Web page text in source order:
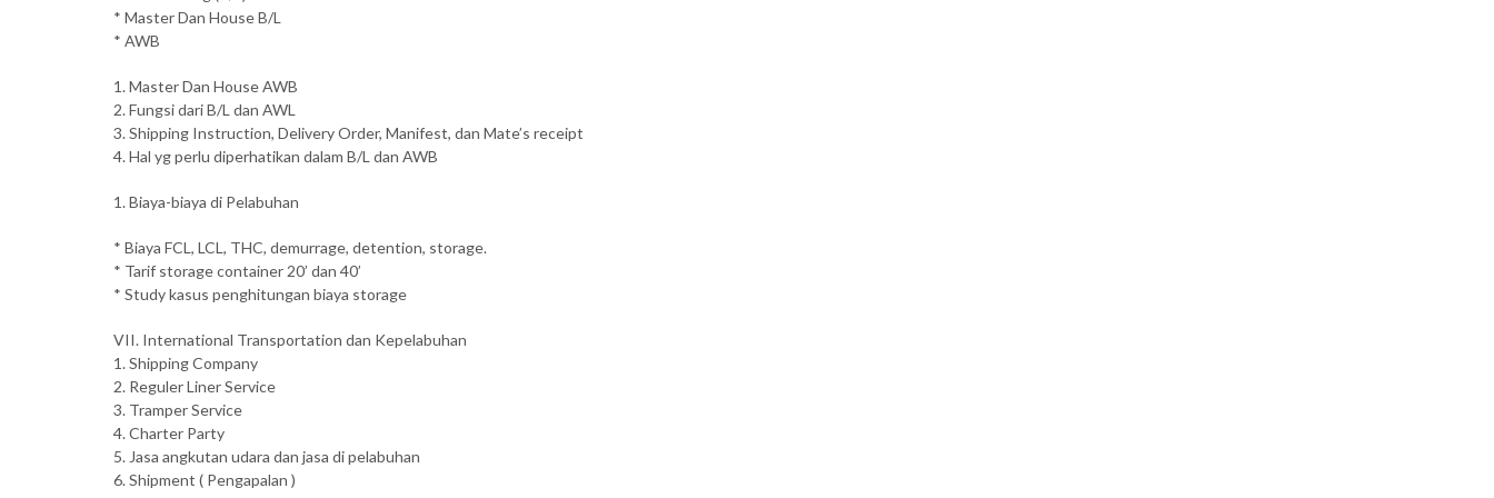
* Master Dan House B/L
* AWB
1. Master Dan House AWB
2. Fungsi dari B/L dan AWL
3. Shipping Instruction, Delivery Order, Manifest, dan Mate’s receipt
4. Hal yg perlu diperhatikan dalam B/L dan AWB
1. Biaya-biaya di Pelabuhan
* Biaya FCL, LCL, THC, demurrage, detention, storage.
* Tarif storage container 20’ dan 40’
* Study kasus penghitungan biaya storage
VII. International Transportation dan Kepelabuhan
1. Shipping Company
2. Reguler Liner Service
3. Tramper Service
4. Charter Party
5. Jasa angkutan udara dan jasa di pelabuhan
6. Shipment ( Pengapalan )